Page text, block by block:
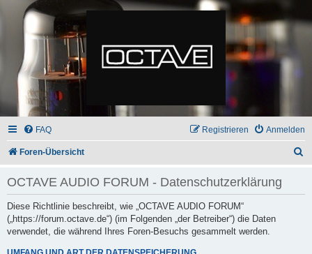
FAQ Anmelden
Registrieren
Foren-Übersicht
OCTAVE AUDIO FORUM - Datenschutzerklärung
Diese Richtlinie beschreibt, wie „OCTAVE AUDIO FORUM“
(„https://forum.octave.de“) (im Folgenden „der Betreiber“) die Daten
verwendet, die während Ihres Foren-Besuchs gesammelt werden.
UMFANG UND ART DER DATENSPEICHERUNG